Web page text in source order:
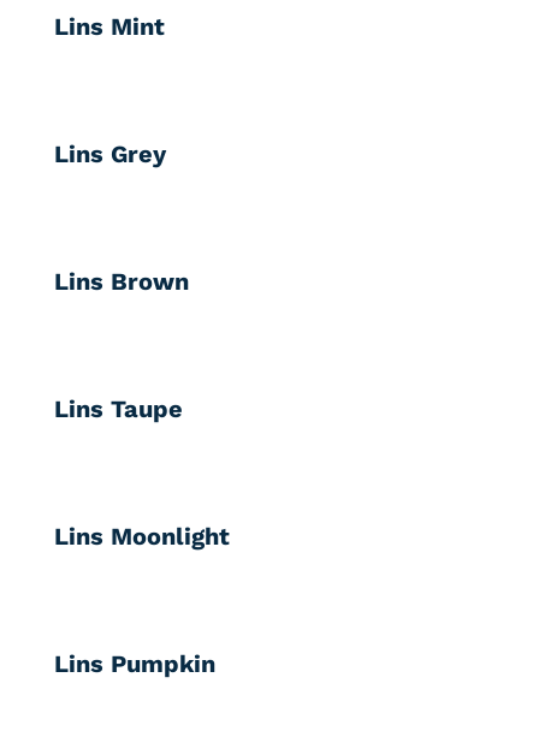
Lins Mint
Lins Grey
Lins Brown
Lins Taupe
Lins Moonlight
Lins Pumpkin